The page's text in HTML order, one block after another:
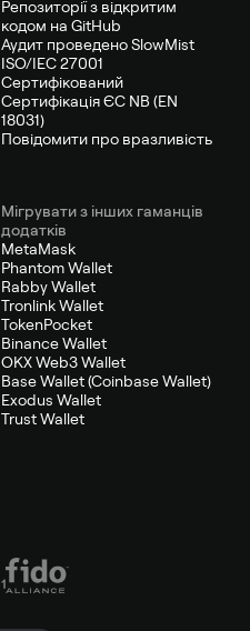
Репозиторії з відкритим
кодом на GitHub
Аудит проведено SlowMist
ISO/IEC 27001
Сертифікований
Сертифікація ЄС NB (EN
18031)
Повідомити про вразливість
Мігрувати з інших гаманців
додатків
MetaMask
Phantom Wallet
Rabby Wallet
Tronlink Wallet
TokenPocket
Binance Wallet
OKX Web3 Wallet
Base Wallet (Coinbase Wallet)
Exodus Wallet
Trust Wallet